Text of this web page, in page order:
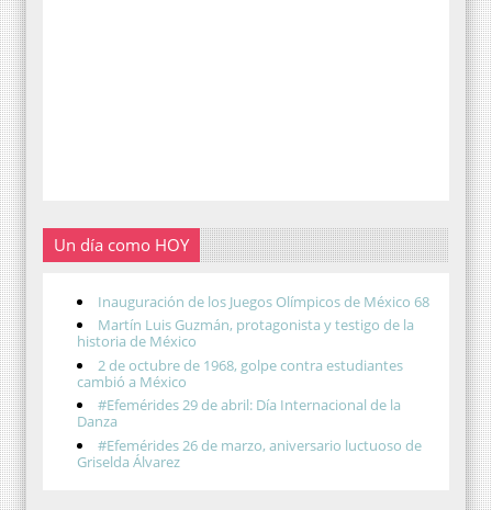
Un día como HOY
Inauguración de los Juegos Olímpicos de México 68
Martín Luis Guzmán, protagonista y testigo de la
historia de México
2 de octubre de 1968, golpe contra estudiantes
cambió a México
#Efemérides 29 de abril: Día Internacional de la
Danza
#Efemérides 26 de marzo, aniversario luctuoso de
Griselda Álvarez